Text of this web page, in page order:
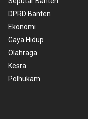
DPRD Banten
Ekonomi
Gaya Hidup
Olahraga
Kesra
Polhukam